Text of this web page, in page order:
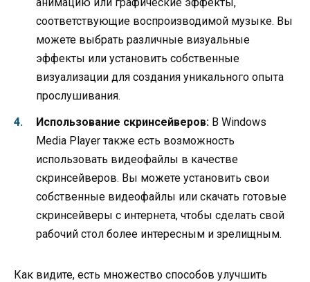
соответствующие воспроизводимой музыке. Вы
можете выбрать различные визуальные
эффекты или установить собственные
визуализации для создания уникального опыта
прослушивания.
Использование скринсейверов: В Windows
Media Player также есть возможность
использовать видеофайлы в качестве
скринсейверов. Вы можете установить свои
собственные видеофайлы или скачать готовые
скринсейверы с интернета, чтобы сделать свой
рабочий стол более интересным и зрелищным.
Как видите, есть множество способов улучшить